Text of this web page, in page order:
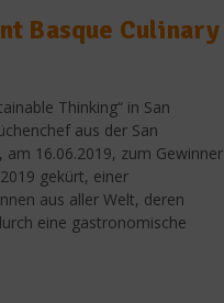
Basque Culinary
Thinking“ in San
aus der San
am 16.06.2019, zum Gewinner
gekürt, einer
aus aller Welt, deren
eine gastronomische